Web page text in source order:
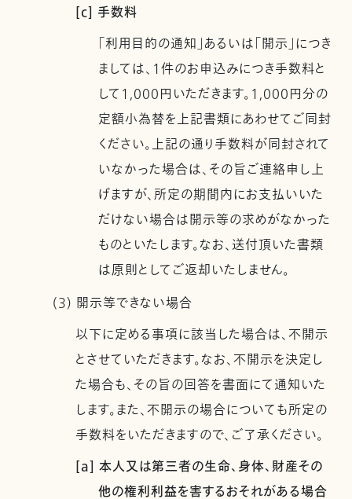
[c] 手数料
「利用目的の通知」あるいは「開示」につき
ましては、1件のお申込みにつき手数料と
して1,000円いただきます。1,000円分の
定額小為替を上記書類にあわせてご同封
ください。上記の通り手数料が同封されて
いなかった場合は、その旨ご連絡申し上
げますが、所定の期間内にお支払いいた
だけない場合は開示等の求めがなかった
ものといたします。なお、送付頂いた書類
は原則としてご返却いたしません。
(3) 開示等できない場合
以下に定める事項に該当した場合は、不開示
とさせていただきます。なお、不開示を決定し
た場合も、その旨の回答を書面にて通知いた
します。また、不開示の場合についても所定の
手数料をいただきますので、ご了承ください。
[a] 本人又は第三者の生命、身体、財産その
他の権利利益を害するおそれがある場合